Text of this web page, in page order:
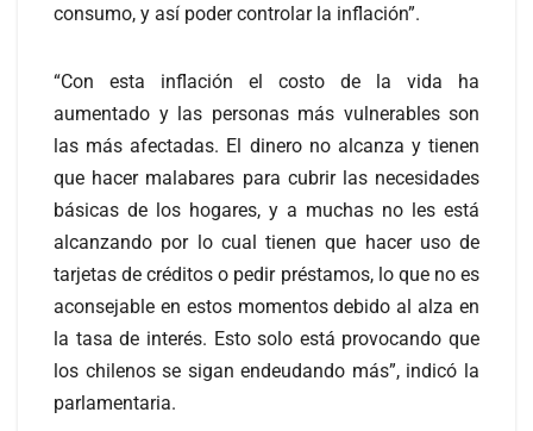
consumo, y así poder controlar la inflación”.
“Con esta inflación el costo de la vida ha
aumentado y las personas más vulnerables son
las más afectadas. El dinero no alcanza y tienen
que hacer malabares para cubrir las necesidades
básicas de los hogares, y a muchas no les está
alcanzando por lo cual tienen que hacer uso de
tarjetas de créditos o pedir préstamos, lo que no es
aconsejable en estos momentos debido al alza en
la tasa de interés. Esto solo está provocando que
los chilenos se sigan endeudando más”, indicó la
parlamentaria.